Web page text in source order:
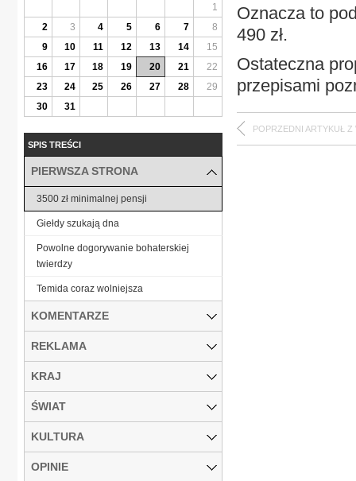
Oznacza to
490 zł.
Ostateczna
przepisami
POPRZEDNI ARTYKUŁ Z
1
2
3 4 5 6 7
8
9
10 11 12 13 14
15
16
17 18 19 20 21
22
23
24 25 26 27 28
29
30
31
SPIS TREŚCI
PIERWSZA STRONA
3500 zł minimalnej pensji
Giełdy szukają dna
Powolne dogorywanie bohaterskiej
twierdzy
Temida coraz wolniejsza
KOMENTARZE
REKLAMA
KRAJ
ŚWIAT
KULTURA
OPINIE